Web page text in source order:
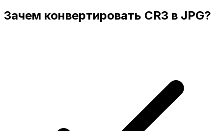
Зачем конвертировать CR3 в JPG?